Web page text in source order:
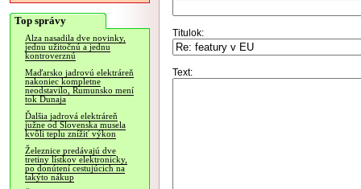
Top správy
Alza nasadila dve novinky,
jednu užitočnú a jednu
kontroverznú
Maďarsko jadrovú elektráreň
nakoniec kompletne
neodstavilo, Rumunsko mení
tok Dunaja
Ďalšia jadrová elektráreň
južne od Slovenska musela
kvôli teplu znížiť výkon
Železnice predávajú dve
tretiny lístkov elektronicky,
po donútení cestujúcich na
takýto nákup
Titulok:
Text: